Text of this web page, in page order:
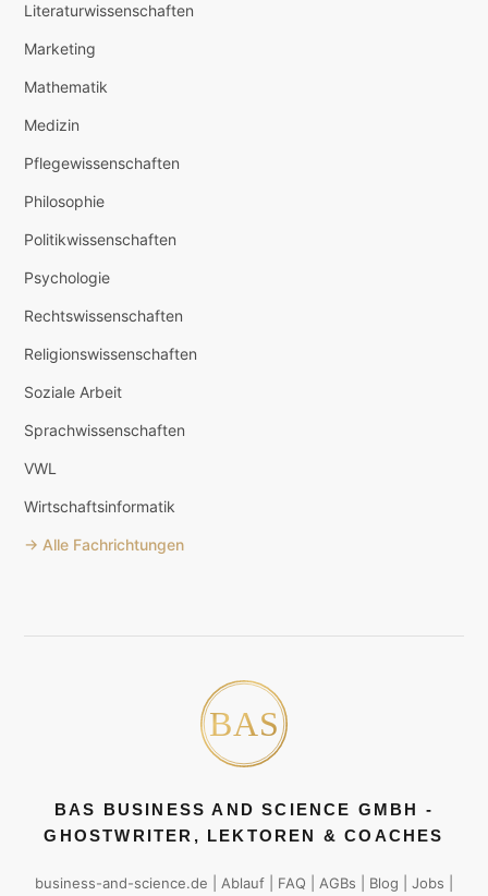
Literaturwissenschaften
Marketing
Mathematik
Medizin
Pflegewissenschaften
Philosophie
Politikwissenschaften
Psychologie
Rechtswissenschaften
Religionswissenschaften
Soziale Arbeit
Sprachwissenschaften
VWL
Wirtschaftsinformatik
→ Alle Fachrichtungen
BAS BUSINESS AND SCIENCE GMBH -
GHOSTWRITER, LEKTOREN & COACHES
business-and-science.de Ablauf FAQ AGBs Blog Jobs